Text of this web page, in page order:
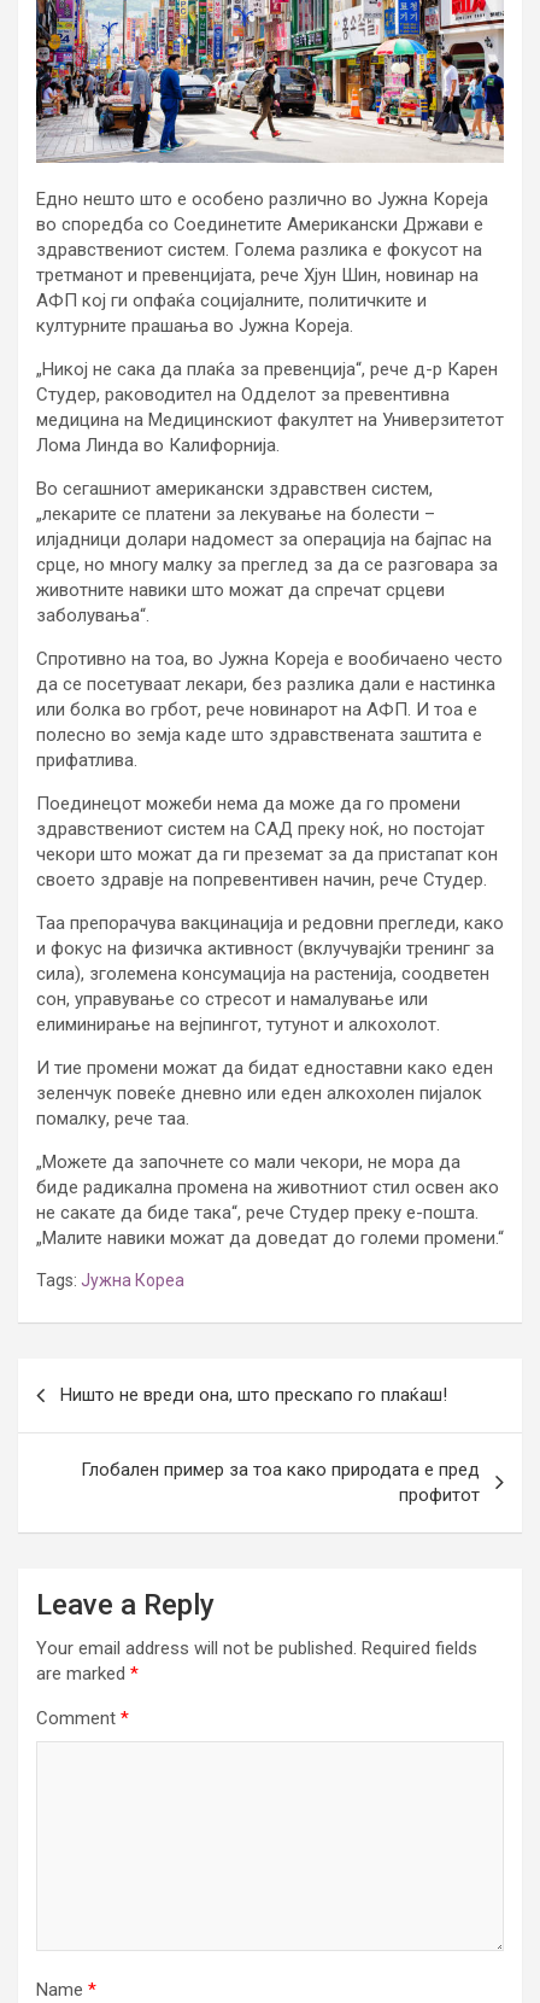
Едно нешто што е особено различно во Јужна Кореја
во споредба со Соединетите Американски Држави е
здравствениот систем. Голема разлика е фокусот на
третманот и превенцијата, рече Хјун Шин, новинар на
АФП кој ги опфаќа социјалните, политичките и
културните прашања во Јужна Кореја.
„Никој не сака да плаќа за превенција“, рече д-р Карен
Студер, раководител на Одделот за превентивна
медицина на Медицинскиот факултет на Универзитетот
Лома Линда во Калифорнија.
Во сегашниот американски здравствен систем,
„лекарите се платени за лекување на болести –
илјадници долари надомест за операција на бајпас на
срце, но многу малку за преглед за да се разговара за
животните навики што можат да спречат срцеви
заболувања“.
Спротивно на тоа, во Јужна Кореја е вообичаено често
да се посетуваат лекари, без разлика дали е настинка
или болка во грбот, рече новинарот на АФП. И тоа е
полесно во земја каде што здравствената заштита е
прифатлива.
Поединецот можеби нема да може да го промени
здравствениот систем на САД преку ноќ, но постојат
чекори што можат да ги преземат за да пристапат кон
своето здравје на попревентивен начин, рече Студер.
Таа препорачува вакцинација и редовни прегледи, како
и фокус на физичка активност (вклучувајќи тренинг за
сила), зголемена консумација на растенија, соодветен
сон, управување со стресот и намалување или
елиминирање на вејпингот, тутунот и алкохолот.
И тие промени можат да бидат едноставни како еден
зеленчук повеќе дневно или еден алкохолен пијалок
помалку, рече таа.
„Можете да започнете со мали чекори, не мора да
биде радикална промена на животниот стил освен ако
не сакате да биде така“, рече Студер преку е-пошта.
„Малите навики можат да доведат до големи промени.“
Tags: Јужна Кореа
navigation
Ништо не вреди она, што прескапо го плаќаш!
Глобален пример за тоа како природата е пред
профитот
Leave a Reply
Your email address will not be published. Required fields
are marked *
Comment *
Name *